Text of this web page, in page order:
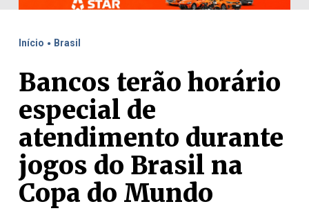
Início . Brasil
Bancos terão horário
especial de
atendimento durante
jogos do Brasil na
Copa do Mundo